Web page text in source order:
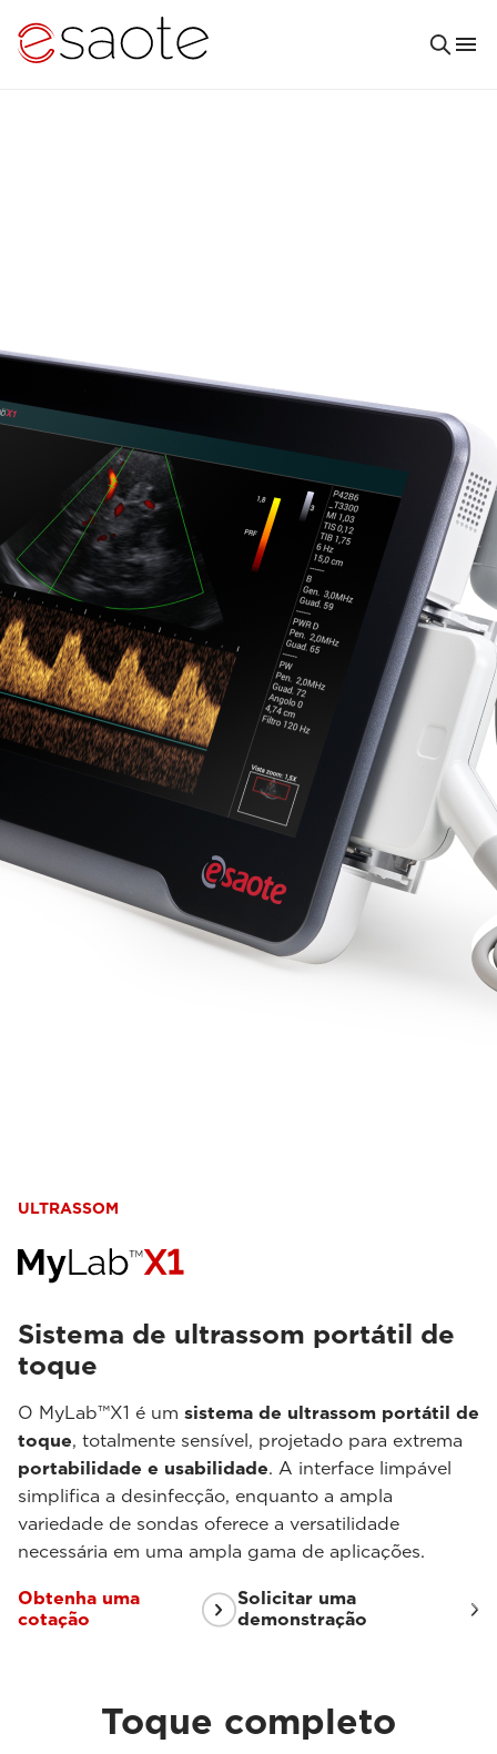
ULTRASSOM
Sistema de ultrassom portátil de
toque
O MyLab™X1 é um sistema de ultrassom portátil de
toque, totalmente sensível, projetado para extrema
portabilidade e usabilidade. A interface limpável
simplifica a desinfecção, enquanto a ampla
variedade de sondas oferece a versatilidade
necessária em uma ampla gama de aplicações.
Obtenha uma
cotação
Solicitar uma
demonstração
Toque completo